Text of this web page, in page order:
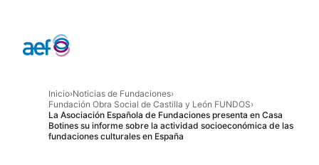
Inicio›Noticias de Fundaciones›
Fundación Obra Social de Castilla y León FUNDOS›
La Asociación Española de Fundaciones presenta en Casa
Botines su informe sobre la actividad socioeconómica de las
fundaciones culturales en España